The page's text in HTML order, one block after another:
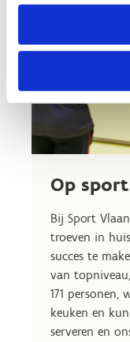
Op
Bij Sport
troeven in
succes te
van
171 personen,
keuken en
serveren en